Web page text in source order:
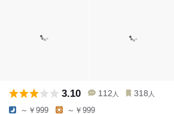
3.10 112 人 318 人
～￥999 ～￥999